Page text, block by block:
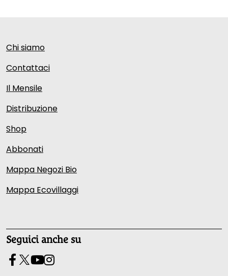
Chi siamo
Contattaci
Il Mensile
Distribuzione
Shop
Abbonati
Mappa Negozi Bio
Mappa Ecovillaggi
Seguici anche su